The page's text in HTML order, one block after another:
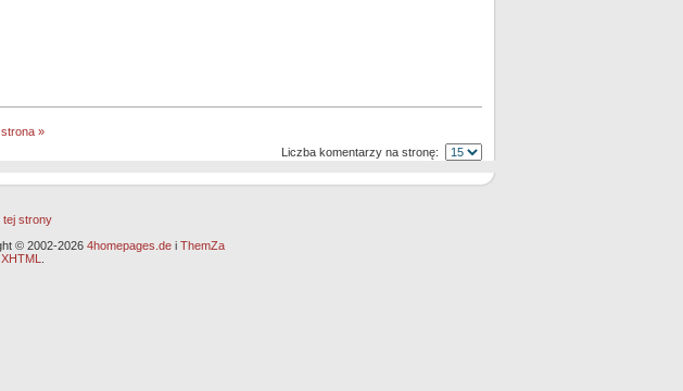
»
Liczba komentarzy na stronę:
tej strony
© 2002-2026 4homepages.dei ThemZa
XHTML